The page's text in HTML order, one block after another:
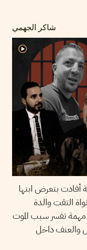
شاكر الجهمي
أفادت بتعرض ابنها
التقت والدة
تفسر سبب الموت
والعنف داخل